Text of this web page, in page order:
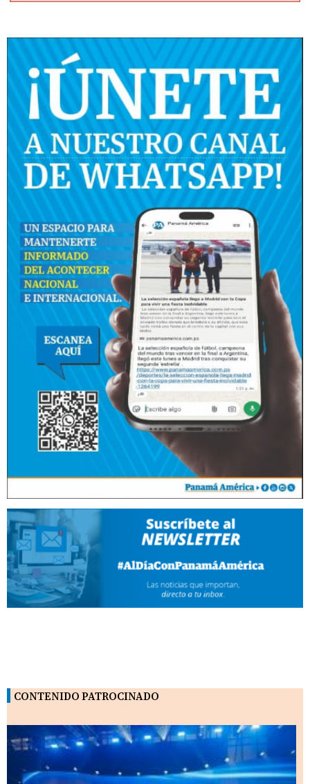
CONTENIDO PATROCINADO